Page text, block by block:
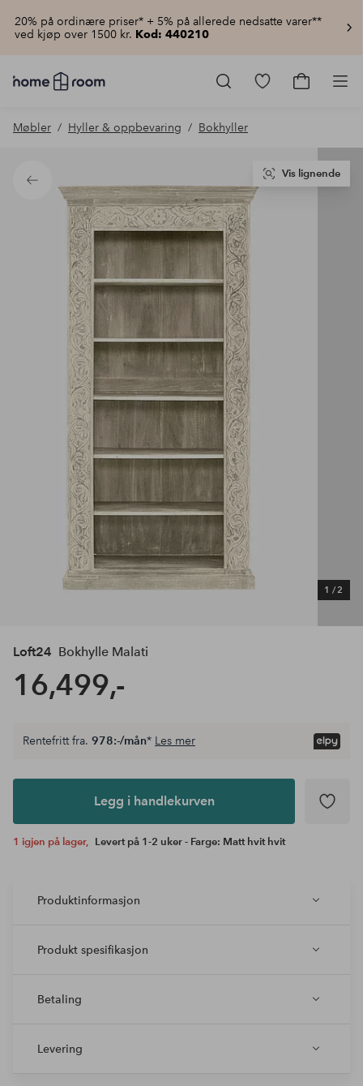
20% på ordinære priser* + 5% på allerede nedsatte varer**
ved kjøp over 1500 kr. Kod: 440210
Homeroom
–
hjemmet
pris
Gå
Gå
Møbler Hyller & oppbevaring Bokhyller
Tilbake
1 /2
Vis lignende
Loft24 Bokhylle Malati
16,499,-
Legg i
Rentefritt fra. 978:-/mån* Les mer
Legg i handlekurven
1 igjen på lager, Levert på 1-2 uker - Farge: Matt hvit hvit
Produktinformasjon
Produkt spesifikasjon
Betaling
Levering